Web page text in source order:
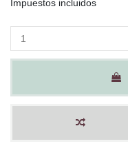
Impuestos incluidos